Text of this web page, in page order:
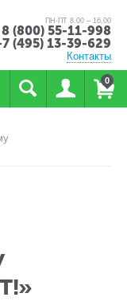
ПН-ПТ 8.00 – 16.00
8 (800) 55-11-998
(495) 13-39-629
Контакты
0